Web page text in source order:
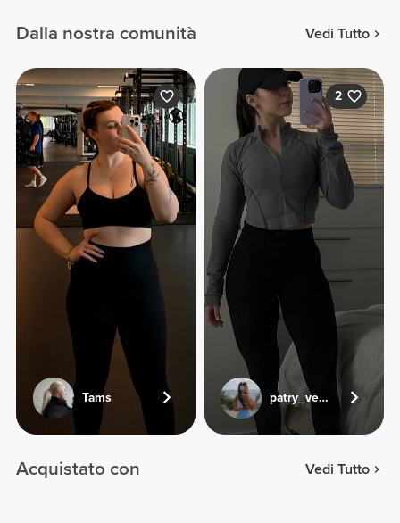
Dalla nostra comunità Vedi Tutto
Tams
2
patry_veliz
Acquistato con Vedi Tutto